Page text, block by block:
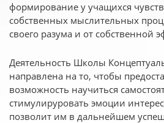
формирование у учащихся
собственных мыслительных
своего разума и от собственной
Деятельность Школы
направлена на то, чтобы
возможность научиться
стимулируровать эмоции
позволит им в дальнейшем